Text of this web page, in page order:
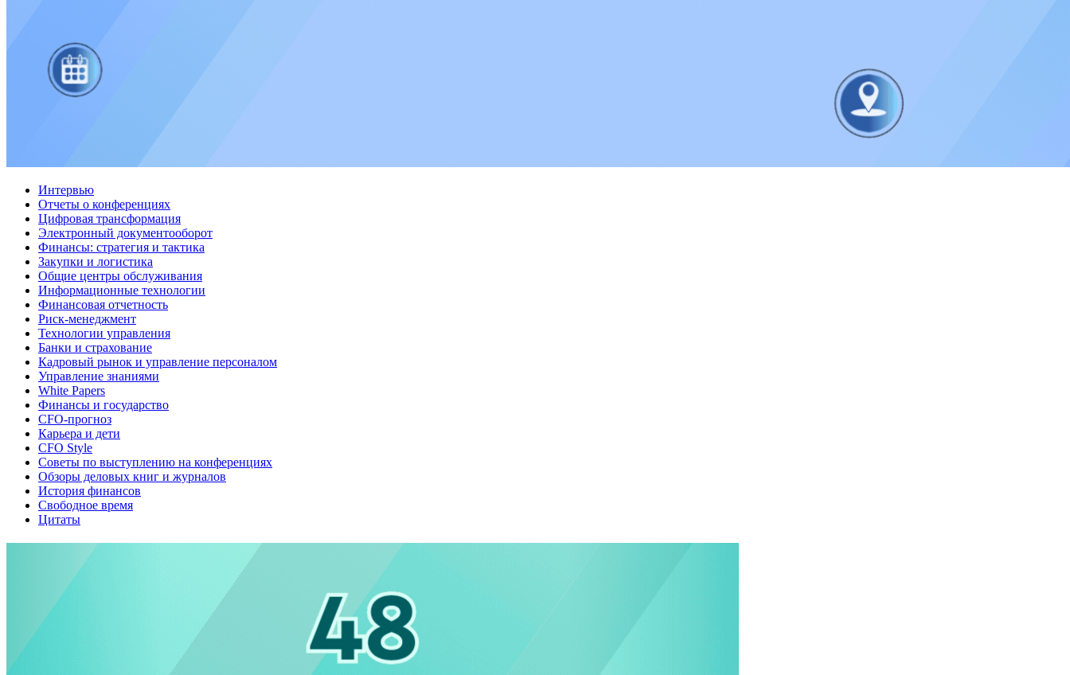
Интервью
Отчеты о конференциях
Цифровая трансформация
Электронный документооборот
Финансы: стратегия и тактика
Закупки и логистика
Общие центры обслуживания
Информационные технологии
Финансовая отчетность
Риск-менеджмент
Технологии управления
Банки и страхование
Кадровый рынок и управление персоналом
Управление знаниями
White Papers
Финансы и государство
CFO-прогноз
Карьера и дети
CFO Style
Советы по выступлению на конференциях
Обзоры деловых книг и журналов
История финансов
Свободное время
Цитаты